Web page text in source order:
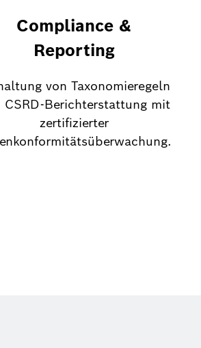
Compliance &
Reporting
von Taxonomieregeln
CSRD-Berichterstattung mit
zertifizierter